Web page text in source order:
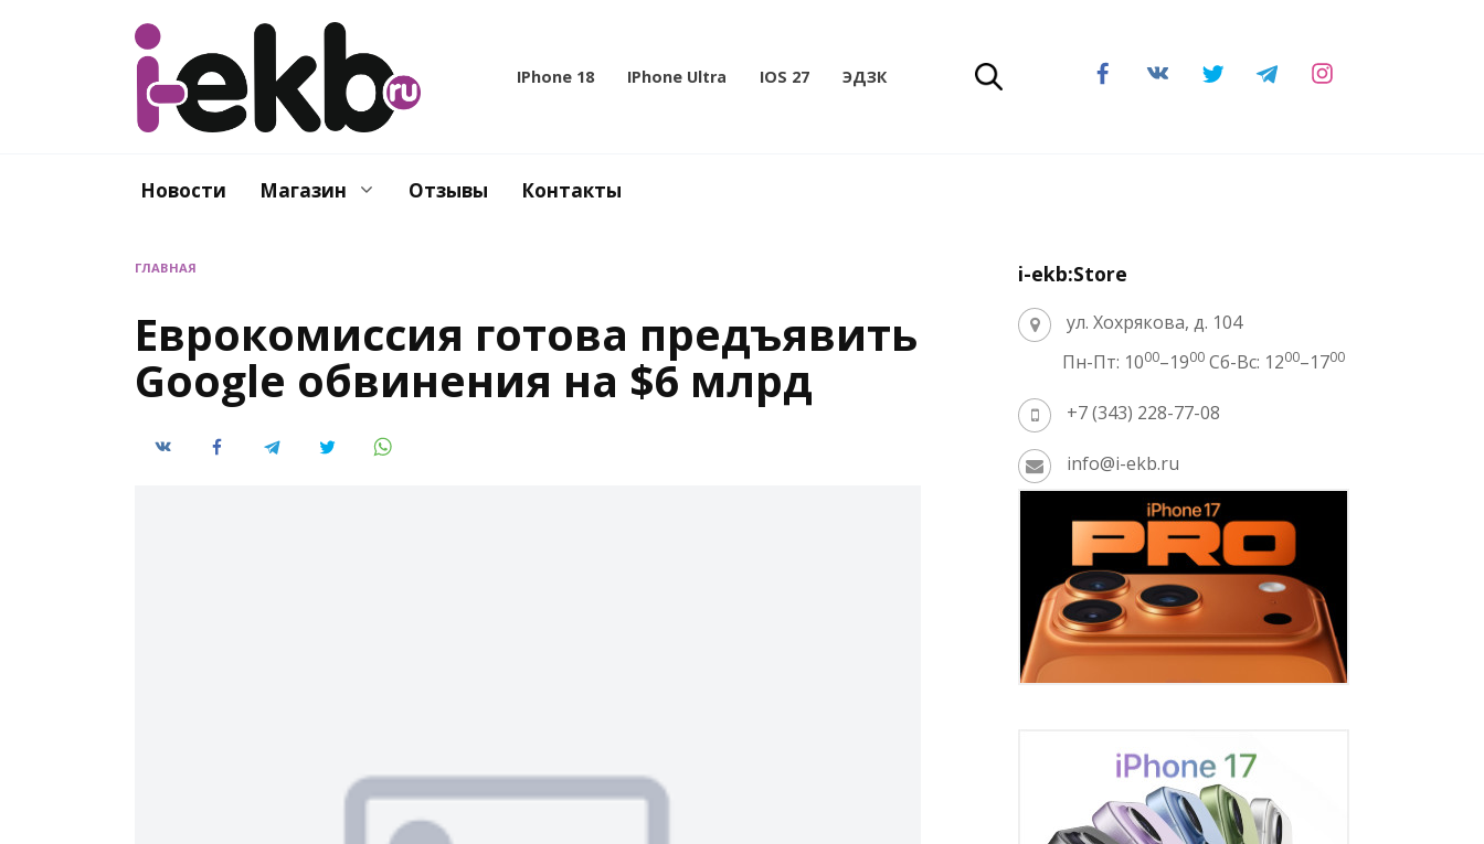
IPhone 18 IPhone Ultra IOS 27 ЭДЗК
Новости Магазин Отзывы Контакты
ГЛАВНАЯ
Еврокомиссия готова предъявить
Google обвинения на $6 млрд
i-ekb:Store
ул. Хохрякова, д. 104
Пн-Пт: 1000–1900 Сб-Вс: 1200–1700
+7 (343) 228-77-08
info@i-ekb.ru